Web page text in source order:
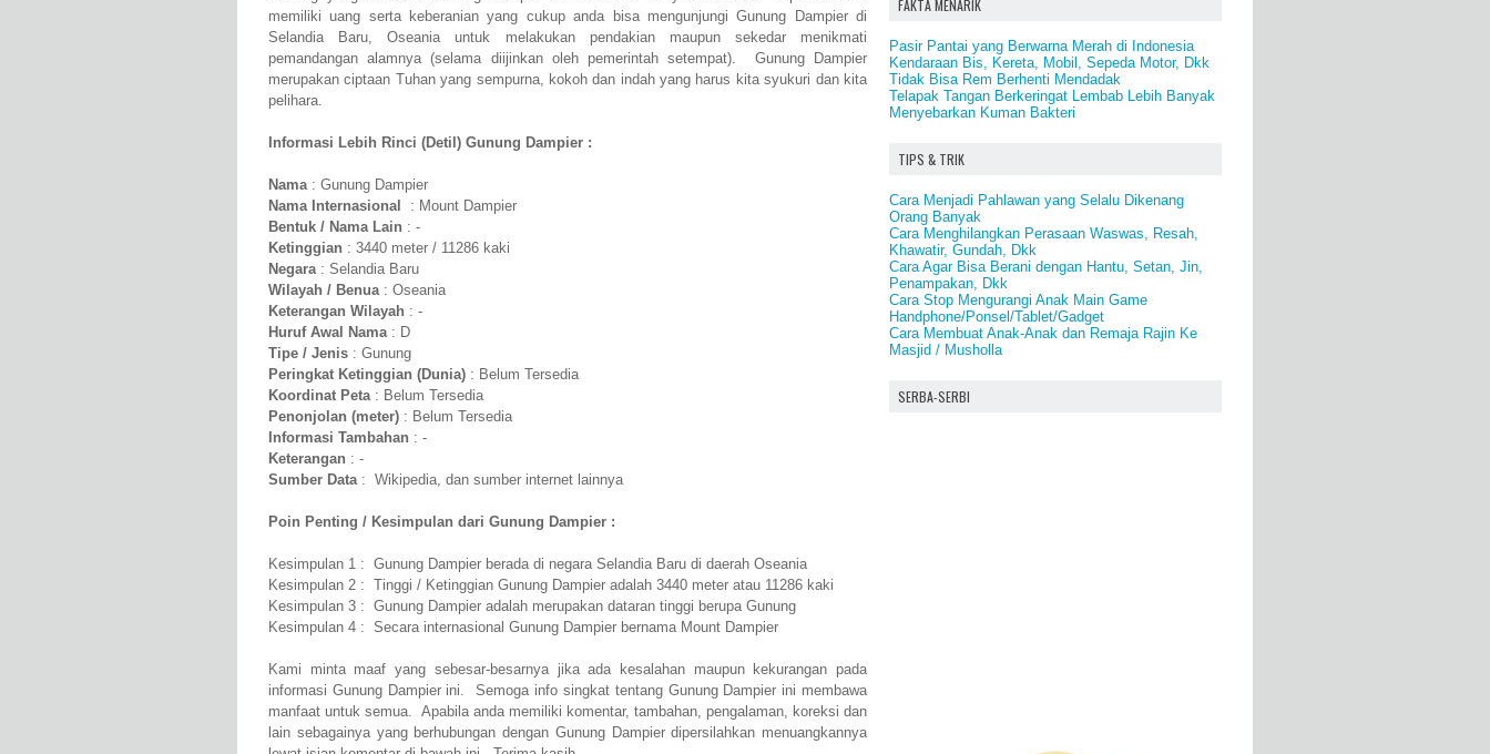
memiliki uang serta keberanian yang cukup anda bisa mengunjungi Gunung Dampier di
Selandia Baru, Oseania untuk melakukan pendakian maupun sekedar menikmati
pemandangan alamnya (selama diijinkan oleh pemerintah setempat). Gunung Dampier
merupakan ciptaan Tuhan yang sempurna, kokoh dan indah yang harus kita syukuri dan kita
pelihara.
Informasi Lebih Rinci (Detil) Gunung Dampier :
Nama: Gunung Dampier
Nama Internasional
: Mount Dampier
Bentuk / Nama Lain : -
Ketinggian : 3440 meter / 11286 kaki
Negara: Selandia Baru
Wilayah / Benua: Oseania
Keterangan Wilayah : -
Huruf Awal Nama: D
Tipe / Jenis : Gunung
Peringkat Ketinggian (Dunia) : Belum Tersedia
Koordinat Peta: Belum Tersedia
Penonjolan (meter) : Belum Tersedia
Informasi Tambahan : -
Keterangan : -
Sumber Data: Wikipedia, dan sumber internet lainnya
Poin Penting / Kesimpulan dari Gunung Dampier :
Kesimpulan 1 : Gunung Dampier berada di negara Selandia Baru di daerah Oseania
Kesimpulan 2 : Tinggi / Ketinggian Gunung Dampier adalah 3440 meter atau 11286 kaki
Kesimpulan 3 : Gunung Dampier adalah merupakan dataran tinggi berupa Gunung
Kesimpulan 4 : Secara internasional Gunung Dampier bernama Mount Dampier
Kami minta maaf yang sebesar-besarnya jika ada kesalahan maupun kekurangan pada
informasi Gunung Dampier ini. Semoga info singkat tentang Gunung Dampier ini membawa
manfaat untuk semua. Apabila anda memiliki komentar, tambahan, pengalaman, koreksi dan
lain sebagainya yang berhubungan dengan Gunung Dampier dipersilahkan menuangkannya
FAKTA MENARIK
Pasir Pantai yang Berwarna Merah di Indonesia
Kendaraan Bis, Kereta, Mobil, Sepeda Motor, Dkk
Tidak Bisa Rem Berhenti Mendadak
Telapak Tangan Berkeringat Lembab Lebih Banyak
Menyebarkan Kuman Bakteri
TIPS & TRIK
Cara Menjadi Pahlawan yang Selalu Dikenang
Orang Banyak
Cara Menghilangkan Perasaan Waswas, Resah,
Khawatir, Gundah, Dkk
Cara Agar Bisa Berani dengan Hantu, Setan, Jin,
Penampakan, Dkk
Cara Stop Mengurangi Anak Main Game
Handphone/Ponsel/Tablet/Gadget
Cara Membuat Anak-Anak dan Remaja Rajin Ke
Masjid / Musholla
SERBA-SERBI